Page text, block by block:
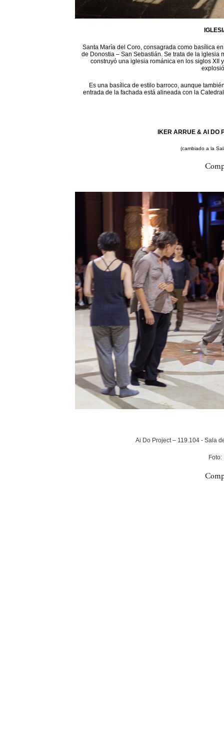
Santa María del Coro, consagrada como basílica
de Donostia – San Sebastián. Se trata de la iglesia
construyó una iglesia románica en los siglos XII
Es una basílica de estilo barroco, aunque
entrada de la fachada está alineada con la
IKER ARRUE & AI DO
(cambiado a la
Ai Do Project – 119.104 - Sala